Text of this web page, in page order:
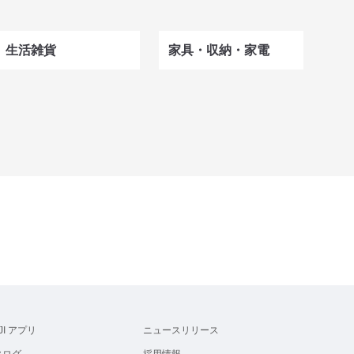
生活雑貨 家具・収納・家電
アプリ ニュースリリース